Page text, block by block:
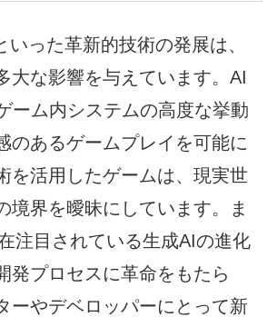
った革新的技術の発展は、
大な影響を与えています。AI
ーム内システムの高度な挙動
のあるゲームプレイを可能に
を活用したゲームは、現実世
境界を曖昧にしています。ま
注目されている生成AIの進化
発プロセスに革命をもたら
ーやデベロッパーにとって新